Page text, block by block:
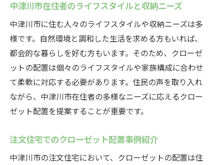
中津川市在住者のライフスタイルと収納ニーズ
中津川市に住む人々のライフスタイルや収納ニーズは多
様です。自然環境と調和した生活を求める方もいれば、
都会的な暮らしを好む方もいます。そのため、クローゼ
ットの配置は個々のライフスタイルや家族構成に合わせ
て柔軟に対応する必要があります。住民の声を取り入れ
ながら、中津川市在住者の多様なニーズに応えるクロー
ゼット配置を提案することが重要です。
注文住宅でのクローゼット配置事例紹介
中津川市の注文住宅において、クローゼットの配置は住